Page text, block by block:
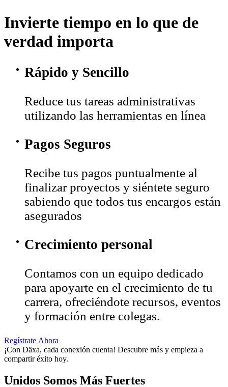
Invierte tiempo en lo que de
verdad importa
Rápido y Sencillo
Reduce tus tareas administrativas
utilizando las herramientas en línea
Pagos Seguros
Recibe tus pagos puntualmente al
finalizar proyectos y siéntete seguro
sabiendo que todos tus encargos están
asegurados
Crecimiento personal
Contamos con un equipo dedicado
para apoyarte en el crecimiento de tu
carrera, ofreciéndote recursos, eventos
y formación entre colegas.
Regístrate Ahora
¡Con Däxa, cada conexión cuenta! Descubre más y empieza a
compartir éxito hoy.
Unidos Somos Más Fuertes